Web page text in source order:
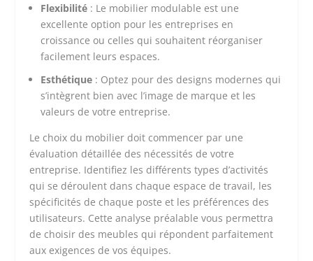
Flexibilité : Le mobilier modulable est une
excellente option pour les entreprises en
croissance ou celles qui souhaitent réorganiser
facilement leurs espaces.
Esthétique : Optez pour des designs modernes qui
s’intègrent bien avec l’image de marque et les
valeurs de votre entreprise.
Le choix du mobilier doit commencer par une
évaluation détaillée des nécessités de votre
entreprise. Identifiez les différents types d’activités
qui se déroulent dans chaque espace de travail, les
spécificités de chaque poste et les préférences des
utilisateurs. Cette analyse préalable vous permettra
de choisir des meubles qui répondent parfaitement
aux exigences de vos équipes.